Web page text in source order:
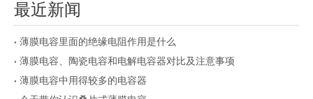
最近新闻
薄膜电容里面的绝缘电阻作用是什么
薄膜电容、陶瓷电容和电解电容器对比及注意事项
薄膜电容中用得较多的电容器